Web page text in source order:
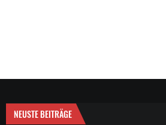
NEUSTE BEITRÄGE